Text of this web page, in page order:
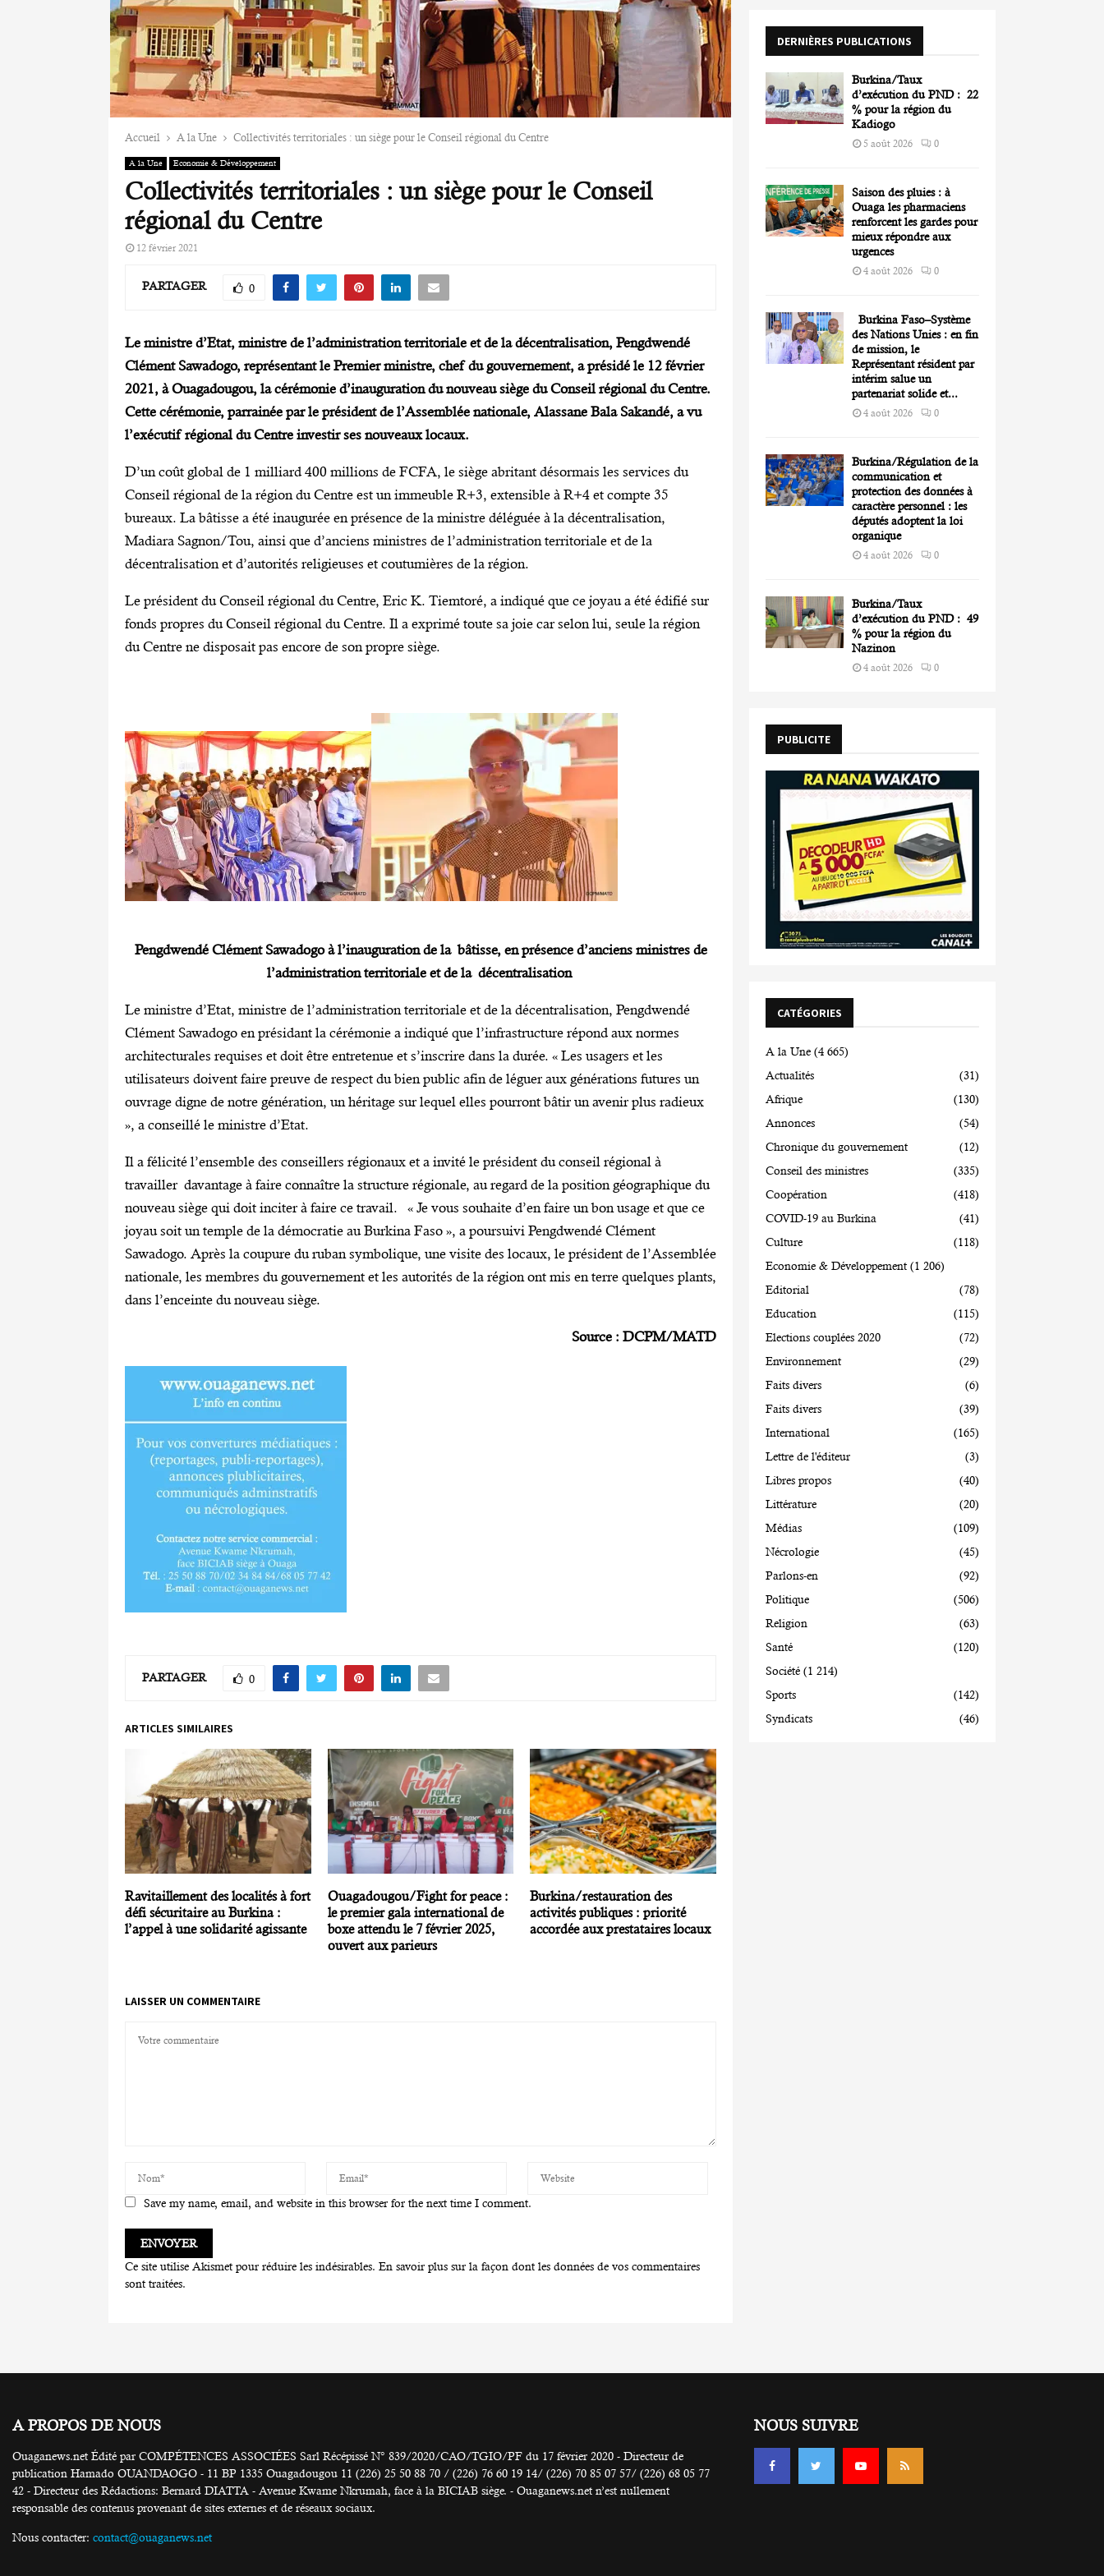
Accueil A la Une Collectivités territoriales : un siège pour le Conseil régional du Centre
A la Une Economie & Développement
Collectivités territoriales : un siège pour le Conseil
régional du Centre
12 février 2021
PARTAGER 0
Le ministre d’Etat, ministre de l’administration territoriale et de la décentralisation, Pengdwendé
Clément Sawadogo, représentant le Premier ministre, chef du gouvernement, a présidé le 12 février
2021, à Ouagadougou, la cérémonie d’inauguration du nouveau siège du Conseil régional du Centre.
Cette cérémonie, parrainée par le président de l’Assemblée nationale, Alassane Bala Sakandé, a vu
l’exécutif régional du Centre investir ses nouveaux locaux.
D’un coût global de 1 milliard 400 millions de FCFA, le siège abritant désormais les services du
Conseil régional de la région du Centre est un immeuble R+3, extensible à R+4 et compte 35
bureaux. La bâtisse a été inaugurée en présence de la ministre déléguée à la décentralisation,
Madiara Sagnon/Tou, ainsi que d’anciens ministres de l’administration territoriale et de la
décentralisation et d’autorités religieuses et coutumières de la région.
Le président du Conseil régional du Centre, Eric K. Tiemtoré, a indiqué que ce joyau a été édifié sur
fonds propres du Conseil régional du Centre. Il a exprimé toute sa joie car selon lui, seule la région
du Centre ne disposait pas encore de son propre siège.
Pengdwendé Clément Sawadogo à l’inauguration de la bâtisse, en présence d’anciens ministres de
l’administration territoriale et de la décentralisation
Le ministre d’Etat, ministre de l’administration territoriale et de la décentralisation, Pengdwendé
Clément Sawadogo en présidant la cérémonie a indiqué que l’infrastructure répond aux normes
architecturales requises et doit être entretenue et s’inscrire dans la durée. « Les usagers et les
utilisateurs doivent faire preuve de respect du bien public afin de léguer aux générations futures un
ouvrage digne de notre génération, un héritage sur lequel elles pourront bâtir un avenir plus radieux
», a conseillé le ministre d’Etat.
Il a félicité l’ensemble des conseillers régionaux et a invité le président du conseil régional à
travailler davantage à faire connaître la structure régionale, au regard de la position géographique du
nouveau siège qui doit inciter à faire ce travail. « Je vous souhaite d’en faire un bon usage et que ce
joyau soit un temple de la démocratie au Burkina Faso », a poursuivi Pengdwendé Clément
Sawadogo. Après la coupure du ruban symbolique, une visite des locaux, le président de l’Assemblée
nationale, les membres du gouvernement et les autorités de la région ont mis en terre quelques plants,
dans l’enceinte du nouveau siège.
Source : DCPM/MATD
PARTAGER 0
ARTICLES SIMILAIRES
Ravitaillement des localités à fort
défi sécuritaire au Burkina :
l’appel à une solidarité agissante
Ouagadougou/Fight for peace :
le premier gala international de
boxe attendu le 7 février 2025,
ouvert aux parieurs
Burkina/restauration des
activités publiques : priorité
accordée aux prestataires locaux
LAISSER UN COMMENTAIRE
Save my name, email, and website in this browser for the next time I comment.
Ce site utilise Akismet pour réduire les indésirables. En savoir plus sur la façon dont les données de vos commentaires
sont traitées.
r
H
DERNIÈRES PUBLICATIONS
Burkina/Taux
d’exécution du PND : 22
% pour la région du
Kadiogo
5 août 2026 0
Saison des pluies : à
Ouaga les pharmaciens
renforcent les gardes pour
mieux répondre aux
urgences
4 août 2026 0
Burkina Faso–Système
des Nations Unies : en fin
de mission, le
Représentant résident par
intérim salue un
partenariat solide et...
4 août 2026 0
Burkina/Régulation de la
communication et
protection des données à
caractère personnel : les
députés adoptent la loi
organique
4 août 2026 0
Burkina/Taux
d’exécution du PND : 49
% pour la région du
Nazinon
4 août 2026 0
PUBLICITE
CATÉGORIES
A la Une (4 665)
Actualités
(31)
Afrique
(130)
Annonces
(54)
Chronique du gouvernement
(12)
Conseil des ministres
(335)
Coopération
(418)
COVID-19 au Burkina
(41)
Culture
(118)
Economie & Développement (1 206)
Editorial
(78)
Education
(115)
Elections couplées 2020
(72)
Environnement
(29)
Faits divers
(6)
Faits divers
(39)
International
(165)
Lettre de l'éditeur
(3)
Libres propos
(40)
Littérature
(20)
Médias
(109)
Nécrologie
(45)
Parlons-en
(92)
Politique
(506)
Religion
(63)
Santé
(120)
Société (1 214)
Sports
(142)
Syndicats
(46)
A PROPOS DE NOUS
Ouaganews.net Édité par COMPÉTENCES ASSOCIÉES Sarl Récépissé N° 839/2020/CAO/TGIO/PF du 17 février 2020 - Directeur de
publication Hamado OUANDAOGO - 11 BP 1335 Ouagadougou 11 (226) 25 50 88 70 / (226) 76 60 19 14/ (226) 70 85 07 57/ (226) 68 05 77
42 - Directeur des Rédactions: Bernard DIATTA - Avenue Kwame Nkrumah, face à la BICIAB siège. - Ouaganews.net n’est nullement
responsable des contenus provenant de sites externes et de réseaux sociaux.
Nous contacter: contact@ouaganews.net
NOUS SUIVRE